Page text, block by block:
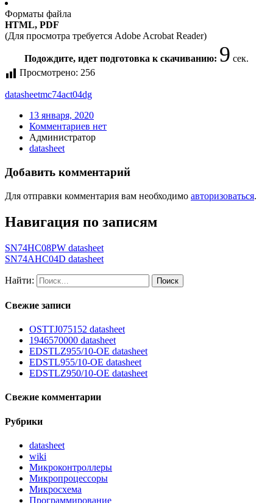
Форматы файла
HTML, PDF
(Для просмотра требуется Adobe Acrobat Reader)
Подождите, идет подготовка к скачиванию: 9 сек.
Просмотрено: 256
datasheetmc74act04dg
13 января, 2020
Комментариев нет
Администратор
datasheet
Добавить комментарий
Для отправки комментария вам необходимо авторизоваться.
Навигация по записям
SN74HC08PW datasheet
SN74AHC04D datasheet
Найти:
Свежие записи
OSTTJ075152 datasheet
1946570000 datasheet
EDSTLZ955/10-OE datasheet
EDSTL955/10-OE datasheet
EDSTLZ950/10-OE datasheet
Свежие комментарии
Рубрики
datasheet
wiki
Микроконтроллеры
Микропроцессоры
Микросхема
Программирование